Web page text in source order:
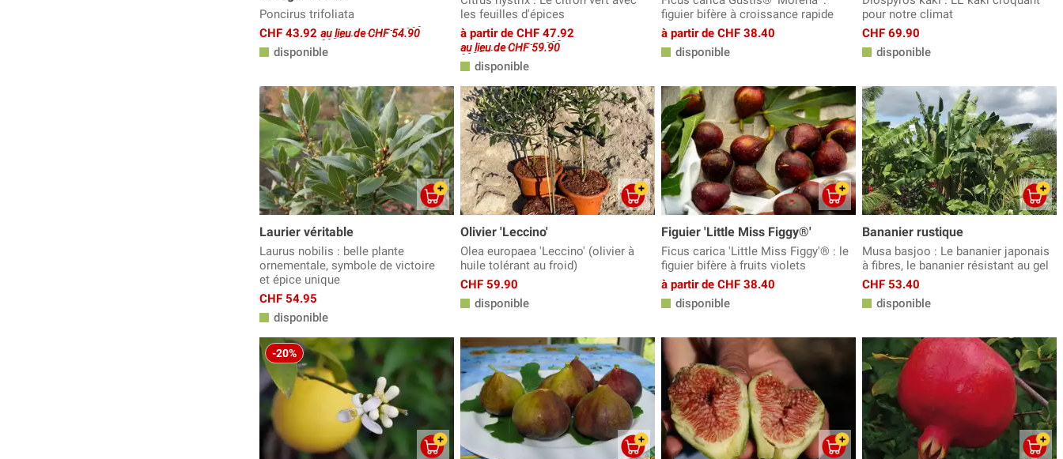
Poncirus trifoliata
CHF 43.92 au lieu de CHF 54.90
disponible
les feuilles d'épices
à partir de CHF 47.92
au lieu de CHF 59.90
disponible
figuier bifère à croissance rapide
à partir de CHF 38.40
disponible
pour notre climat
CHF 69.90
disponible
Laurier véritable
Laurus nobilis : belle plante
ornementale, symbole de victoire
et épice unique
CHF 54.95
disponible
Olivier 'Leccino'
Olea europaea 'Leccino' (olivier à
huile tolérant au froid)
CHF 59.90
disponible
Figuier 'Little Miss Figgy®'
Ficus carica 'Little Miss Figgy'® : le
figuier bifère à fruits violets
à partir de CHF 38.40
disponible
Bananier rustique
Musa basjoo : Le bananier japonais
à fibres, le bananier résistant au gel
CHF 53.40
disponible
-20%